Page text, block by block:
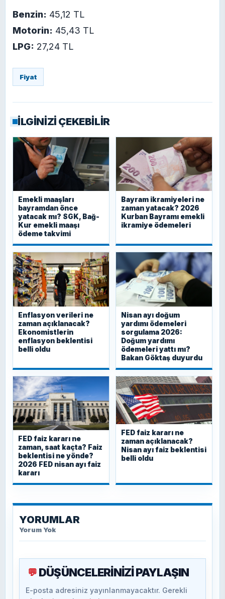
Benzin: 45,12 TL
Motorin: 45,43 TL
LPG: 27,24 TL
Fiyat
İLGİNİZİ ÇEKEBİLİR
Emekli maaşları
bayramdan önce
yatacak mı? SGK, Bağ-
Kur emekli maaşı
ödeme takvimi
Bayram ikramiyeleri ne
zaman yatacak? 2026
Kurban Bayramı emekli
ikramiye ödemeleri
Enflasyon verileri ne
zaman açıklanacak?
Ekonomistlerin
enflasyon beklentisi
belli oldu
Nisan ayı doğum
yardımı ödemeleri
sorgulama 2026:
Doğum yardımı
ödemeleri yattı mı?
Bakan Göktaş duyurdu
FED faiz kararı ne
zaman, saat kaçta? Faiz
beklentisi ne yönde?
2026 FED nisan ayı faiz
kararı
FED faiz kararı ne
zaman açıklanacak?
Nisan ayı faiz beklentisi
belli oldu
YORUMLAR
Yorum Yok
💬 DÜŞÜNCELERİNİZİ PAYLAŞIN
E-posta adresiniz yayınlanmayacaktır. Gerekli